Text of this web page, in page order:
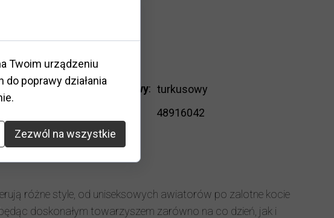
turkusowy
Kolor oprawy:
produktu
48916042
różne style, od uniseksowych awiatorów po zalotne kocie
doskonałym towarzyszem zarówno na co dzień, jak i
Twoim urządzeniu
poprawy działania
Zezwól na wszystkie